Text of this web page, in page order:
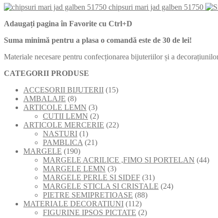
chipsuri mari jad galben 51750
Adaugați pagina în Favorite cu Ctrl+D
Suma minimă pentru a plasa o comandă este de 30 de lei!
Materiale necesare pentru confecționarea bijuteriilor și a
CATEGORII PRODUSE
ACCESORII BIJUTERII 1515
AMBALAJE 88
produse
ARTICOLE LEMN 33
produse
CUTII LEMN 22
produse
ARTICOLE MERCERIE 2222
NASTURI 11
produs
PAMBLICA 2121
produse
MARGELE 190190
de
produse
MARGELE ACRILICE ,FIMO SI PORTELAN 4444
MARGELE LEMN 33
produse
MARGELE PERLE SI SIDEF 3131
de
MARGELE STICLA SI CRISTALE 2424
PIETRE SEMIPRETIOASE 8888
produse
MATERIALE DECORATIUNI 112112
produse
FIGURINE IPSOS PICTATE 22